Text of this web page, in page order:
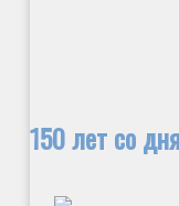
150 лет со